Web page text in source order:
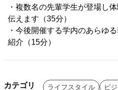
・複数名の先輩学生が登場し
伝えます（35分）
・今後開催する学内のあらゆ
紹介（15分）
カテゴリ ライフスタイル ビ